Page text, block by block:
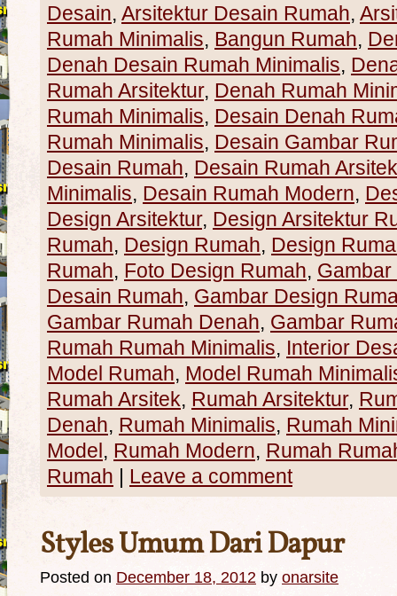
Desain, Arsitektur Desain Rumah,
Rumah Minimalis, Bangun Rumah,
Denah Desain Rumah Minimalis,
Rumah Arsitektur, Denah Rumah
Rumah Minimalis, Desain Denah
Rumah Minimalis, Desain Gambar
Desain Rumah, Desain Rumah
Minimalis, Desain Rumah Modern,
Design Arsitektur, Design Arsitektur
Rumah, Design Rumah, Design
Rumah, Foto Design Rumah,
Desain Rumah, Gambar Design
Gambar Rumah Denah, Gambar
Rumah Rumah Minimalis, Interior
Model Rumah, Model Rumah
Rumah Arsitek, Rumah Arsitektur,
Denah, Rumah Minimalis, Rumah
Model, Rumah Modern, Rumah
Rumah | Leave a comment
Styles Umum Dari Dapur
Posted on December 18, 2012 by onarsite